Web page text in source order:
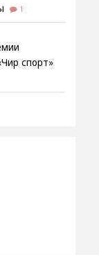
1
спорт»